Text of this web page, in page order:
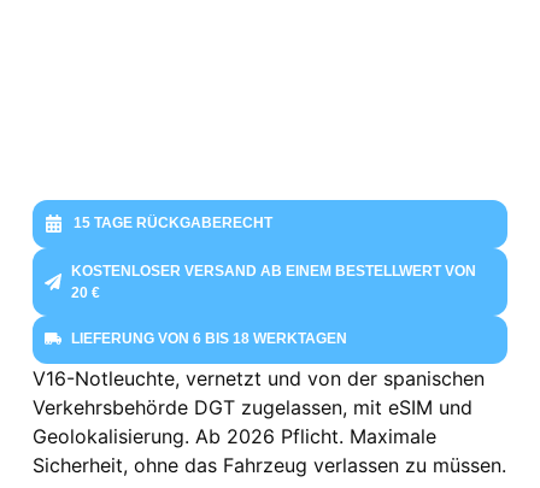
15 TAGE RÜCKGABERECHT
KOSTENLOSER VERSAND AB EINEM BESTELLWERT VON
20 €
LIEFERUNG VON 6 BIS 18 WERKTAGEN
V16-Notleuchte, vernetzt und von der spanischen
Verkehrsbehörde DGT zugelassen, mit eSIM und
Geolokalisierung. Ab 2026 Pflicht. Maximale
Sicherheit, ohne das Fahrzeug verlassen zu müssen.